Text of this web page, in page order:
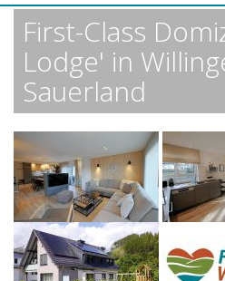
First-Class
Lodge' in
Sauerland